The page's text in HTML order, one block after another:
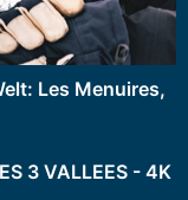
Les Menuires,
3 VALLEES - 4K